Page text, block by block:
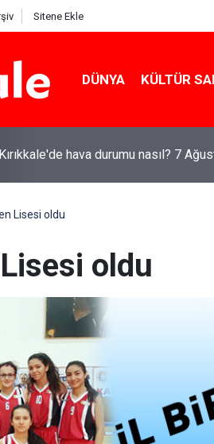
Sitene Ekle
DÜNYA KÜLTÜR
Kırıkkale'de hava durumu nasıl? 7
Lisesi oldu
oldu